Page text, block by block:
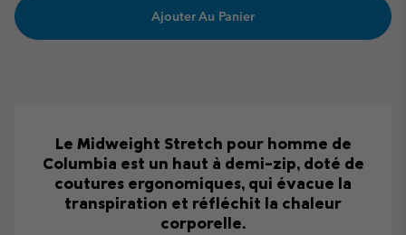
Ajouter Au Panier
Le Midweight Stretch pour homme de
Columbia est un haut à demi-zip, doté de
coutures ergonomiques, qui évacue la
transpiration et réfléchit la chaleur
corporelle.